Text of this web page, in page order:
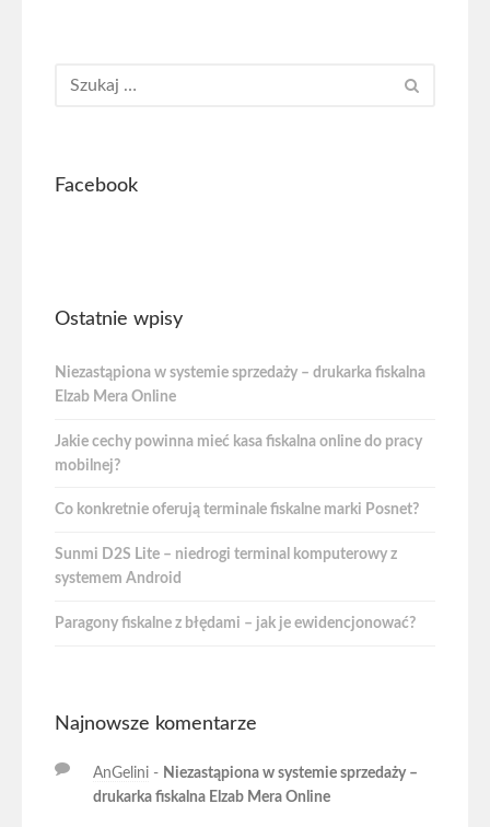
Facebook
Ostatnie wpisy
Niezastąpiona w systemie sprzedaży – drukarka fiskalna
Elzab Mera Online
Jakie cechy powinna mieć kasa fiskalna online do pracy
mobilnej?
Co konkretnie oferują terminale fiskalne marki Posnet?
Sunmi D2S Lite – niedrogi terminal komputerowy z
systemem Android
Paragony fiskalne z błędami – jak je ewidencjonować?
Najnowsze komentarze
AnGelini - Niezastąpiona w systemie sprzedaży –
drukarka fiskalna Elzab Mera Online